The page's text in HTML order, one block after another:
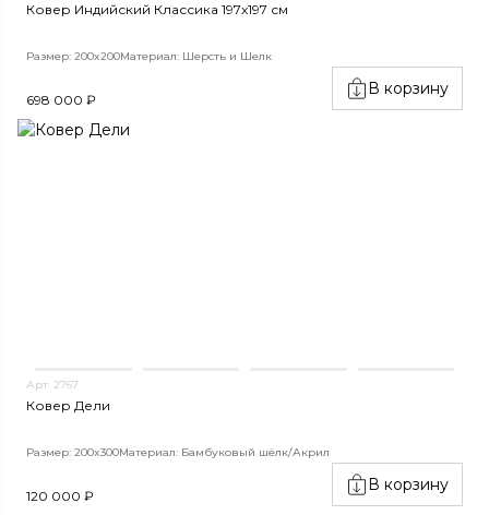
Ковер Индийский Классика 197x197 см
Размер: 200x200Материал: Шерсть и Шелк
698 000 ₽
В корзину
Арт. 2767
Ковер Дели
Размер: 200x300Материал: Бамбуковый шёлк/Акрил
120 000 ₽
В корзину